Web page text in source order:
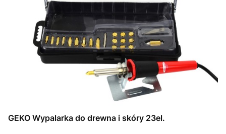
GEKO Wypalarka do drewna i skóry 23el.